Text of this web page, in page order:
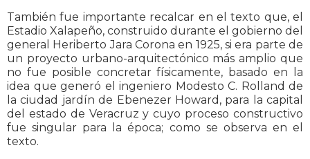
También fue importante recalcar en el texto que, el
Estadio Xalapeño, construido durante el gobierno del
general Heriberto Jara Corona en 1925, si era parte de
un proyecto urbano-arquitectónico más amplio que
no fue posible concretar físicamente, basado en la
idea que generó el ingeniero Modesto C. Rolland de
la ciudad jardín de Ebenezer Howard, para la capital
del estado de Veracruz y cuyo proceso constructivo
fue singular para la época; como se observa en el
texto.